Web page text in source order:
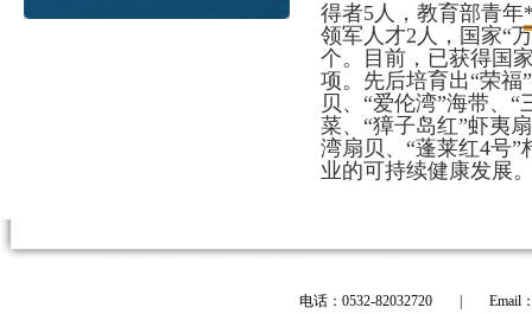
得者5人，教育部青年
领军人才2人， 国家“
个。目前，已获得国
项。先后培育出“荣福
贝、“爱伦湾”海带、“
菜、“獐子岛红”虾夷
湾扇贝、 “蓬莱红4号”
业的可持续健康发展
电话：0532-82032720
Email